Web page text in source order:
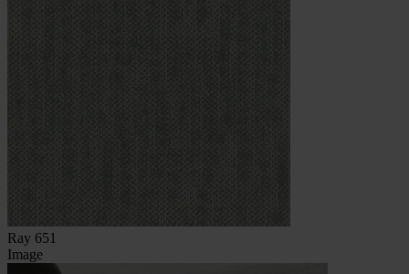
Ray 651
Image